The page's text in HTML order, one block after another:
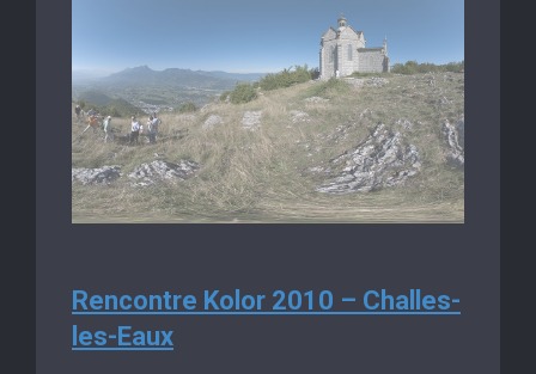
Rencontre Kolor 2010 – Challes-
les-Eaux